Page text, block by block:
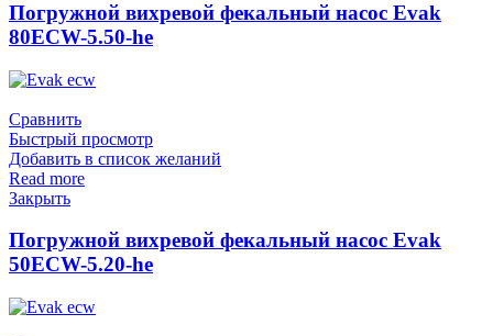
Погружной вихревой фекальный насос Evak
80ECW-5.50-he
Сравнить
Быстрый просмотр
Добавить в список желаний
Read more
Закрыть
Погружной вихревой фекальный насос Evak
50ECW-5.20-he